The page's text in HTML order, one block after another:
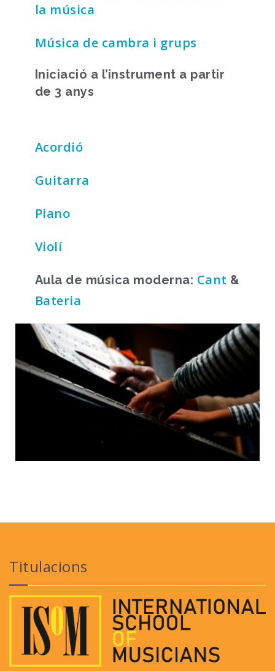
la música
Música de cambra i grups
Iniciació a l’instrument a partir
de 3 anys
Acordió
Guitarra
Piano
Violí
Aula de música moderna: Cant &
Bateria
Titulacions